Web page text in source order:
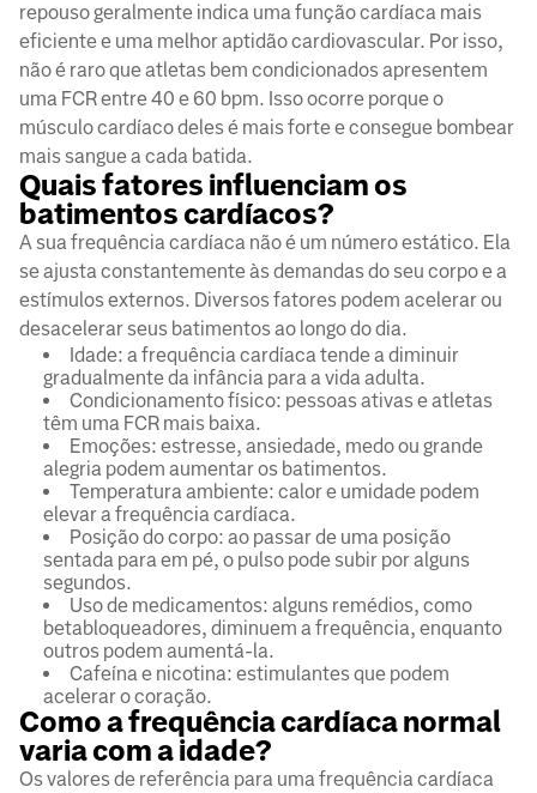
repouso geralmente indica uma função cardíaca mais
eficiente e uma melhor aptidão cardiovascular. Por isso,
não é raro que atletas bem condicionados apresentem
uma FCR entre 40 e 60 bpm. Isso ocorre porque o
músculo cardíaco deles é mais forte e consegue bombear
mais sangue a cada batida.
Quais fatores influenciam os
batimentos cardíacos?
A sua frequência cardíaca não é um número estático. Ela
se ajusta constantemente às demandas do seu corpo e a
estímulos externos. Diversos fatores podem acelerar ou
desacelerar seus batimentos ao longo do dia.
Idade: a frequência cardíaca tende a diminuir
gradualmente da infância para a vida adulta.
Condicionamento físico: pessoas ativas e atletas
têm uma FCR mais baixa.
Emoções: estresse, ansiedade, medo ou grande
alegria podem aumentar os batimentos.
Temperatura ambiente: calor e umidade podem
elevar a frequência cardíaca.
Posição do corpo: ao passar de uma posição
sentada para em pé, o pulso pode subir por alguns
segundos.
Uso de medicamentos: alguns remédios, como
betabloqueadores, diminuem a frequência, enquanto
outros podem aumentá-la.
Cafeína e nicotina: estimulantes que podem
acelerar o coração.
Como a frequência cardíaca normal
varia com a idade?
Os valores de referência para uma frequência cardíaca